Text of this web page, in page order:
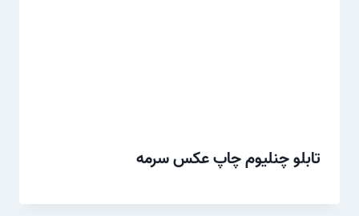
تابلو چنلیوم چاپ عکس سرمه